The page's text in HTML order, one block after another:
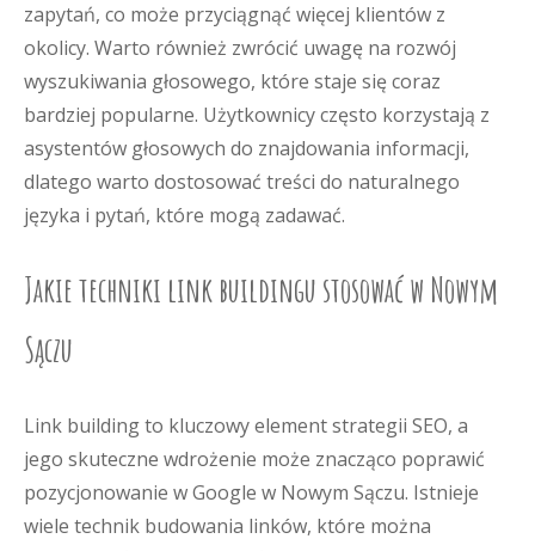
zapytań, co może przyciągnąć więcej klientów z
okolicy. Warto również zwrócić uwagę na rozwój
wyszukiwania głosowego, które staje się coraz
bardziej popularne. Użytkownicy często korzystają z
asystentów głosowych do znajdowania informacji,
dlatego warto dostosować treści do naturalnego
języka i pytań, które mogą zadawać.
Jakie techniki link buildingu stosować w Nowym
Sączu
Link building to kluczowy element strategii SEO, a
jego skuteczne wdrożenie może znacząco poprawić
pozycjonowanie w Google w Nowym Sączu. Istnieje
wiele technik budowania linków, które można